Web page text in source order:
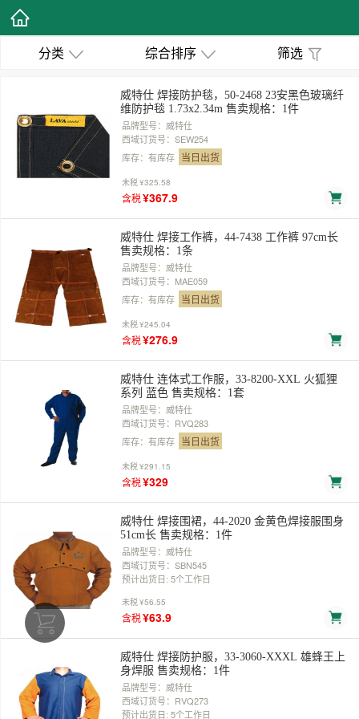
分类 综合排序 筛选
威特仕 焊接防护毯，50-2468 23安黑色玻璃纤
维防护毯 1.73x2.34m 售卖规格：1件
品牌型号：威特仕
西域订货号：SEW254
库存：有库存 当日出货
未税¥325.58
含税¥367.9
威特仕 焊接工作裤，44-7438 工作裤 97cm长
售卖规格：1条
品牌型号：威特仕
西域订货号：MAE059
库存：有库存 当日出货
未税¥245.04
含税¥276.9
威特仕 连体式工作服，33-8200-XXL 火狐狸
系列 蓝色 售卖规格：1套
品牌型号：威特仕
西域订货号：RVQ283
库存：有库存 当日出货
未税¥291.15
含税¥329
威特仕 焊接围裙，44-2020 金黄色焊接服围身
51cm长 售卖规格：1件
品牌型号：威特仕
西域订货号：SBN545
预计出货日: 5个工作日
未税¥56.55
含税¥63.9
威特仕 焊接防护服，33-3060-XXXL 雄蜂王上
身焊服 售卖规格：1件
品牌型号：威特仕
西域订货号：RVQ273
预计出货日: 5个工作日